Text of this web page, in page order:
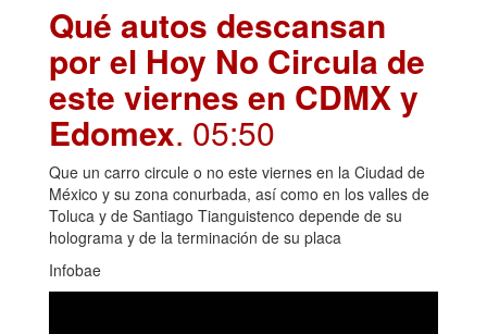
Qué autos descansan
por el Hoy No Circula de
este viernes en CDMX y
Edomex. 05:50
Que un carro circule o no este viernes en la Ciudad de
México y su zona conurbada, así como en los valles de
Toluca y de Santiago Tianguistenco depende de su
holograma y de la terminación de su placa
Infobae